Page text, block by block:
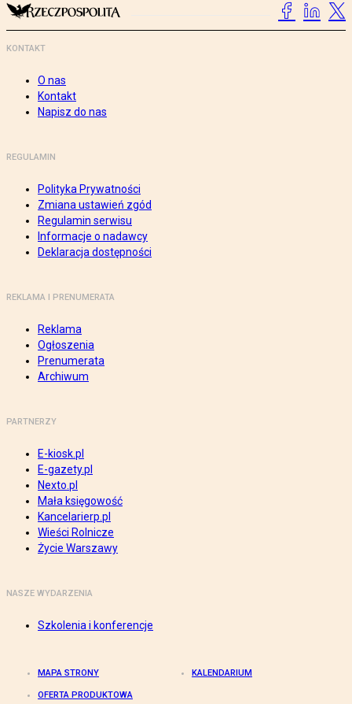
KONTAKT
O nas
Kontakt
Napisz do nas
REGULAMIN
Polityka Prywatności
Zmiana ustawień zgód
Regulamin serwisu
Informacje o nadawcy
Deklaracja dostępności
REKLAMA I PRENUMERATA
Reklama
Ogłoszenia
Prenumerata
Archiwum
PARTNERZY
E-kiosk.pl
E-gazety.pl
Nexto.pl
Mała księgowość
Kancelarierp.pl
Wieści Rolnicze
Życie Warszawy
NASZE WYDARZENIA
Szkolenia i konferencje
MAPA STRONY KALENDARIUM
OFERTA PRODUKTOWA